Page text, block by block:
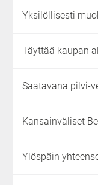
Yksilöllisesti
Täyttää kaupan
Saatavana pilvi-
Kansainväliset
Ylöspäin